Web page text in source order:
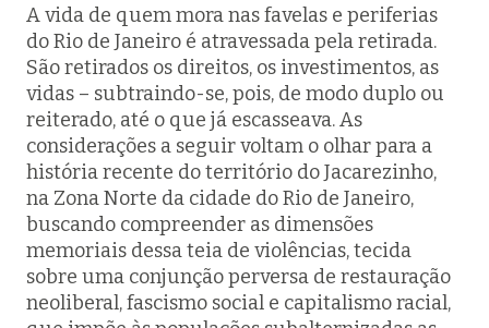
A vida de quem mora nas favelas e periferias
do Rio de Janeiro é atravessada pela retirada.
São retirados os direitos, os investimentos, as
vidas – subtraindo-se, pois, de modo duplo ou
reiterado, até o que já escasseava. As
considerações a seguir voltam o olhar para a
história recente do território do Jacarezinho,
na Zona Norte da cidade do Rio de Janeiro,
buscando compreender as dimensões
memoriais dessa teia de violências, tecida
sobre uma conjunção perversa de restauração
neoliberal, fascismo social e capitalismo racial,